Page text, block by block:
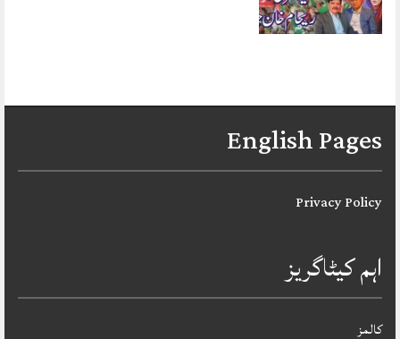
English Pages
Privacy Policy
اہم کیٹاگریز
کالمز